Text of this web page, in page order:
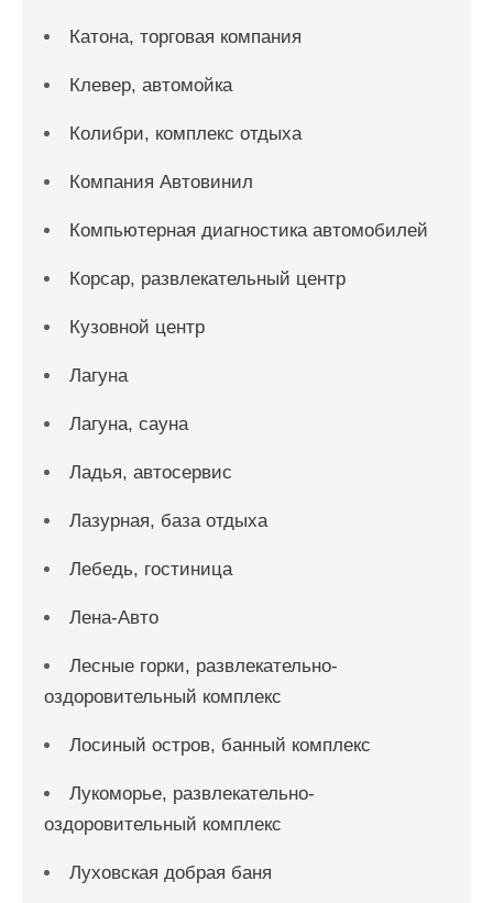
Катона, торговая компания
Клевер, автомойка
Колибри, комплекс отдыха
Компания Автовинил
Компьютерная диагностика автомобилей
Корсар, развлекательный центр
Кузовной центр
Лагуна
Лагуна, сауна
Ладья, автосервис
Лазурная, база отдыха
Лебедь, гостиница
Лена-Авто
Лесные горки, развлекательно-
оздоровительный комплекс
Лосиный остров, банный комплекс
Лукоморье, развлекательно-
оздоровительный комплекс
Луховская добрая баня